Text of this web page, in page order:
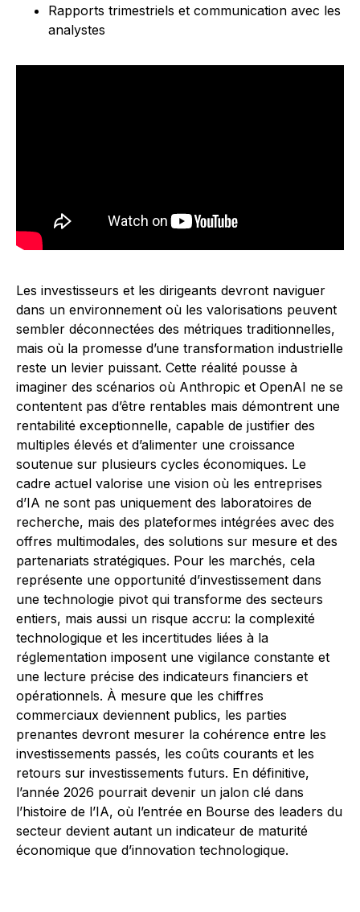
Rapports trimestriels et communication avec les
analystes
Les investisseurs et les dirigeants devront naviguer
dans un environnement où les valorisations peuvent
sembler déconnectées des métriques traditionnelles,
mais où la promesse d’une transformation industrielle
reste un levier puissant. Cette réalité pousse à
imaginer des scénarios où Anthropic et OpenAI ne se
contentent pas d’être rentables mais démontrent une
rentabilité exceptionnelle, capable de justifier des
multiples élevés et d’alimenter une croissance
soutenue sur plusieurs cycles économiques. Le
cadre actuel valorise une vision où les entreprises
d’IA ne sont pas uniquement des laboratoires de
recherche, mais des plateformes intégrées avec des
offres multimodales, des solutions sur mesure et des
partenariats stratégiques. Pour les marchés, cela
représente une opportunité d’investissement dans
une technologie pivot qui transforme des secteurs
entiers, mais aussi un risque accru: la complexité
technologique et les incertitudes liées à la
réglementation imposent une vigilance constante et
une lecture précise des indicateurs financiers et
opérationnels. À mesure que les chiffres
commerciaux deviennent publics, les parties
prenantes devront mesurer la cohérence entre les
investissements passés, les coûts courants et les
retours sur investissements futurs. En définitive,
l’année 2026 pourrait devenir un jalon clé dans
l’histoire de l’IA, où l’entrée en Bourse des leaders du
secteur devient autant un indicateur de maturité
économique que d’innovation technologique.